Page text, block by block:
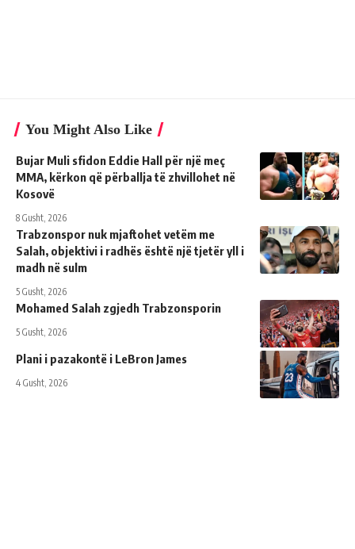
You Might Also Like
Bujar Muli sfidon Eddie Hall për një meç
MMA, kërkon që përballja të zhvillohet në
Kosovë
8 Gusht, 2026
Trabzonspor nuk mjaftohet vetëm me
Salah, objektivi i radhës është një tjetër yll i
madh në sulm
5 Gusht, 2026
Mohamed Salah zgjedh Trabzonsporin
5 Gusht, 2026
Plani i pazakontë i LeBron James
4 Gusht, 2026